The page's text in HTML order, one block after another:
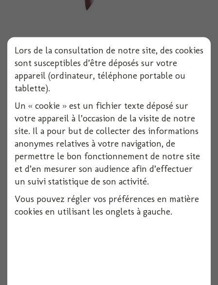
Lors de la consultation de notre site, des cookies
sont susceptibles d’être déposés sur votre
appareil (ordinateur, téléphone portable ou
tablette).
Un « cookie » est un fichier texte déposé sur
votre appareil à l’occasion de la visite de notre
site. Il a pour but de collecter des informations
anonymes relatives à votre navigation, de
permettre le bon fonctionnement de notre site
et d’en mesurer son audience afin d’effectuer
un suivi statistique de son activité.
Vous pouvez régler vos préférences en matière
cookies en utilisant les onglets à gauche.